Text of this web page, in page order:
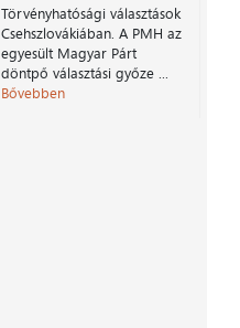
Törvényhatósági választások
Csehszlovákiában. A PMH az
egyesült Magyar Párt
döntpő választási győze ...
Bővebben